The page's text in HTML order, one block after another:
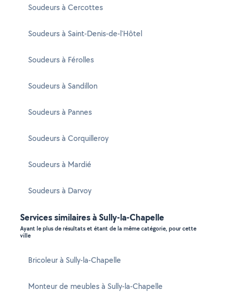
Soudeurs à Cercottes
Soudeurs à Saint-Denis-de-l'Hôtel
Soudeurs à Férolles
Soudeurs à Sandillon
Soudeurs à Pannes
Soudeurs à Corquilleroy
Soudeurs à Mardié
Soudeurs à Darvoy
Services similaires à Sully-la-Chapelle
Ayant le plus de résultats et étant de la même catégorie, pour cette
ville
Bricoleur à Sully-la-Chapelle
Monteur de meubles à Sully-la-Chapelle